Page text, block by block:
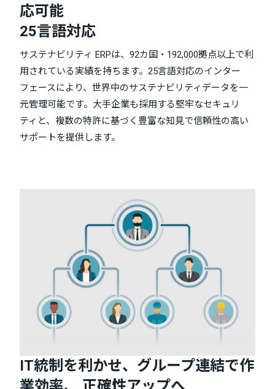
応可能
25言語対応
サステナビリティ ERPは、92カ国・192,000拠点以上で利
用されている実績を持ちます。25言語対応のインター
フェースにより、世界中のサステナビリティデータを一
元管理可能です。大手企業も採用する堅牢なセキュリ
ティと、複数の特許に基づく豊富な知見で信頼性の高い
サポートを提供します。
IT統制を利かせ、グループ連結で作